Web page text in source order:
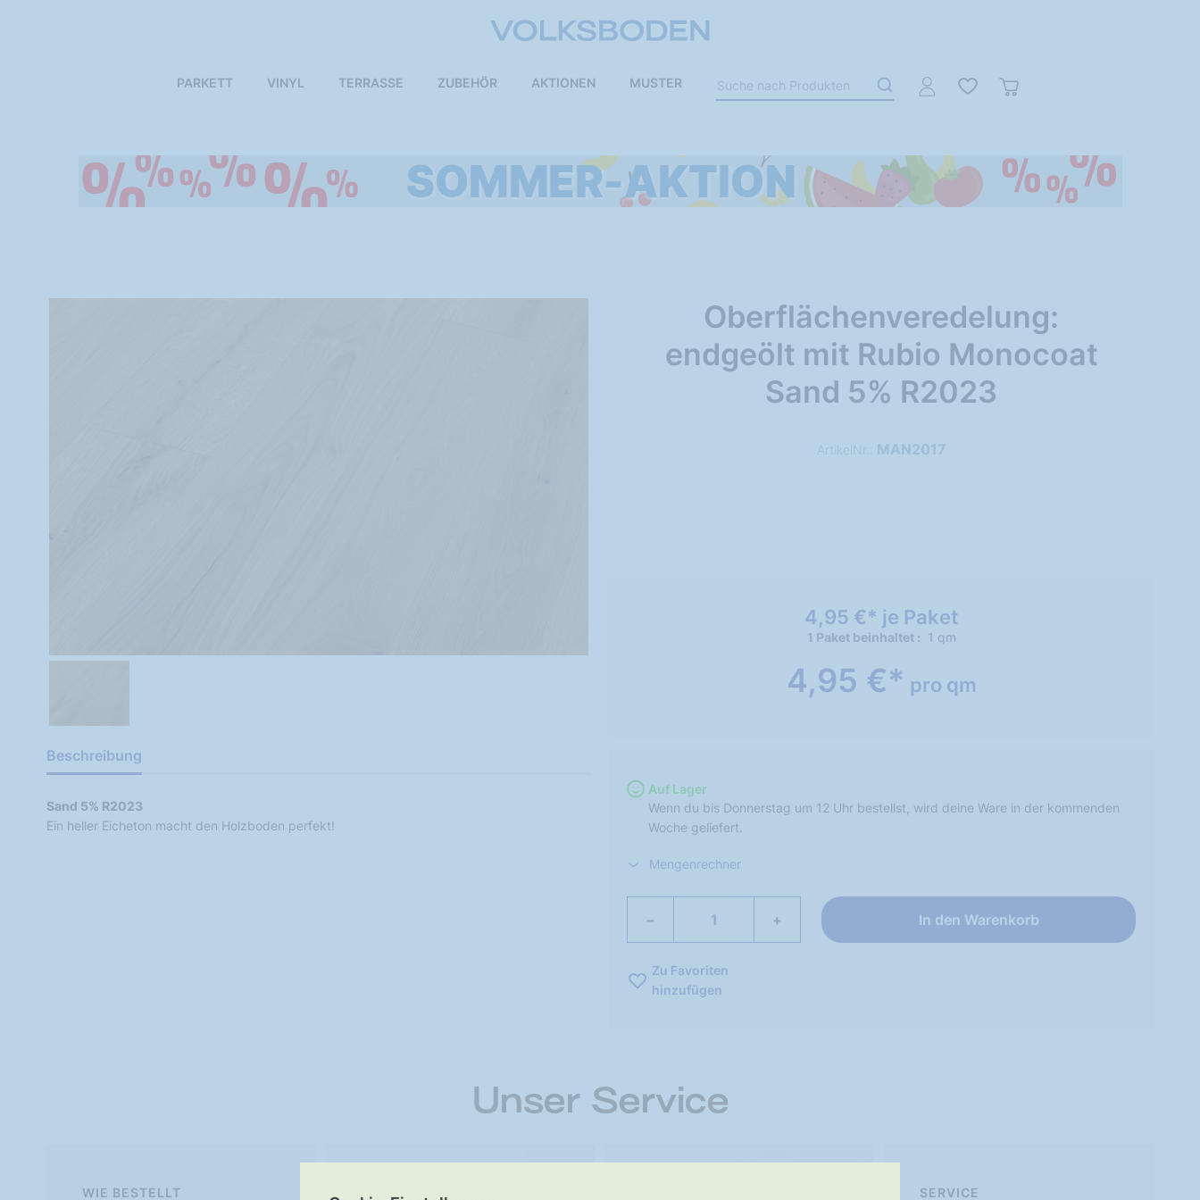
PARKETT VINYL TERRASSE ZUBEHÖR AKTIONEN MUSTER
Oberflächenveredelung:
endgeölt mit Rubio Monocoat
Sand 5% R2023
ArtikelNr.: MAN2017
4,95 €* je Paket
1 Paket beinhaltet 1 qm
4,95 €* pro qm
Auf Lager
Wenn du bis Donnerstag um 12 Uhr bestellst, wird deine Ware in der kommenden
Woche geliefert.
Mengenrechner
− + In den Warenkorb
Zu Favoriten
hinzufügen
Beschreibung
Sand 5% R2023
Ein heller Eicheton macht den Holzboden perfekt!
Unser Service
WIE BESTELLT SERVICE